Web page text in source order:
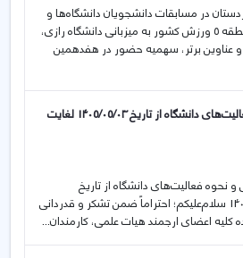
در مسابقات دانشجویان دانشگاه‌ها و
مؤسسات آموزش عالی منطقه ۵ ورزش کشور به میزبانی دانشگاه رازی،
عناوین برتر، سهمیه حضور در هفدهمین
اطلاعيه تعطيلی و نحوه فعاليت‌های دانشگاه از تاريخ 1405/05/03 لغايت
تعطيلی و نحوه فعاليت‌های دانشگاه از تاريخ
1405/05/03 لغايت 1405/06/04 سلام‌علیكم؛ احتراماً ضمن تشكر و قدردانی
كلیه‌ اعضای ارجمند هیات علمی، كارمندان...